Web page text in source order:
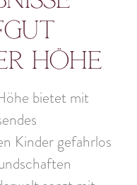
Höhe
bietet mit
Kinder gefahrlos